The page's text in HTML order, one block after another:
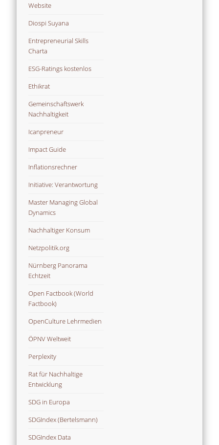
Website
Diospi Suyana
Entrepreneurial Skills
Charta
ESG-Ratings kostenlos
Ethikrat
Gemeinschaftswerk
Nachhaltigkeit
Icanpreneur
Impact Guide
Inflationsrechner
Initiative: Verantwortung
Master Managing Global
Dynamics
Nachhaltiger Konsum
Netzpolitik.org
Nürnberg Panorama
Echtzeit
Open Factbook (World
Factbook)
OpenCulture Lehrmedien
ÖPNV Weltweit
Perplexity
Rat für Nachhaltige
Entwicklung
SDG in Europa
SDGIndex (Bertelsmann)
SDGIndex Data